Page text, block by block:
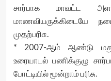
சார்பாக மாவட்ட
மாணவியருக்கிடையே
முதற்பரிசு.
* 2007-ஆம் ஆண்டு
உரையாடல் பணிக்குழு
போட்டியில் மூன்றாம் பரிசு.